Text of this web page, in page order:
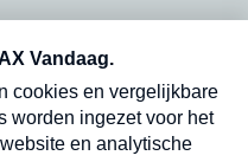
dinsdagochtend in
Verzend